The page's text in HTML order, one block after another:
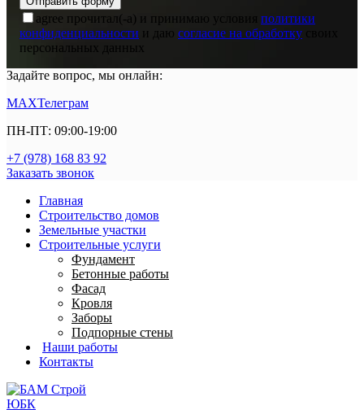
agree прочитал(-а) и принимаю условия политики
конфиденциальности и даю согласие на обработку
персональных данных
Задайте вопрос, мы онлайн:
MAXТелеграм
ПН-ПТ: 09:00-19:00
+7 (978) 168 83 92
Заказать звонок
Главная
Строительство домов
Земельные участки
Строительные услуги
Фундамент
Бетонные работы
Фасад
Кровля
Заборы
Подпорные стены
Наши работы
Контакты